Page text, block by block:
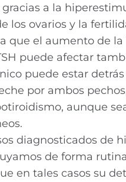
a la
los ovarios y la
que el aumento de
puede afectar
puede estar
por ambos
aunque
diagnosticados
de forma
en tales casos su